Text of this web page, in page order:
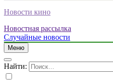
Новости кино
Новостная рассылка
Случайные новости
Меню
Найти: